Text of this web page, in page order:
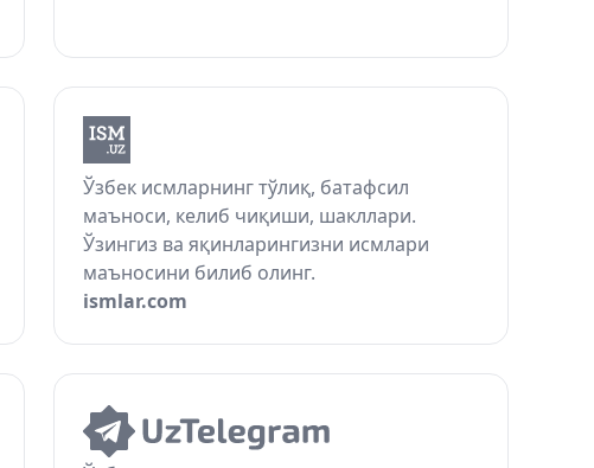
Ўзбек исмларнинг тўлиқ, батафсил
маъноси, келиб чиқиши, шакллари.
Ўзингиз ва яқинларингизни исмлари
маъносини билиб олинг.
ismlar.com